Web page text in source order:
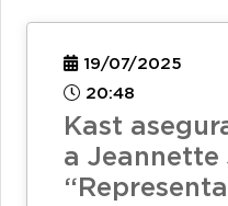
19/07/2025
20:48
Kast
a Jeannette